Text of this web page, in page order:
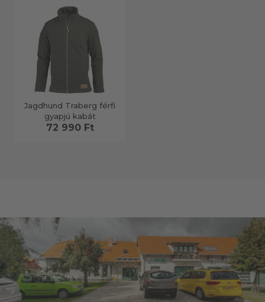
Jagdhund Traberg férfi
gyapjú kabát
72 990 Ft